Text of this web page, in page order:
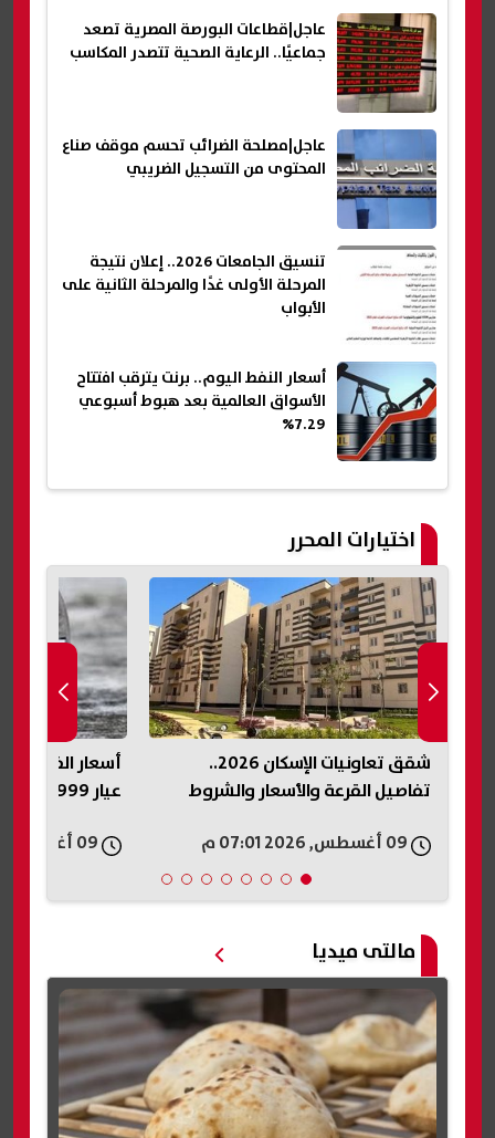
عاجل|قطاعات البورصة المصرية تصعد
جماعيًا.. الرعاية الصحية تتصدر المكاسب
عاجل|مصلحة الضرائب تحسم موقف صناع
المحتوى من التسجيل الضريبي
تنسيق الجامعات 2026.. إعلان نتيجة
المرحلة الأولى غدًا والمرحلة الثانية على
الأبواب
أسعار النفط اليوم.. برنت يترقب افتتاح
الأسواق العالمية بعد هبوط أسبوعي
7.29%
اختيارات المحرر
أسعار الفضة اليوم في مصر.. استقرار
عيار 999 والأوقية عند 63 دولارًا
09 أغسطس, 2026 06:58 م
الموعد
09 أغسطس, 2026 06:55 م
مالتى ميديا